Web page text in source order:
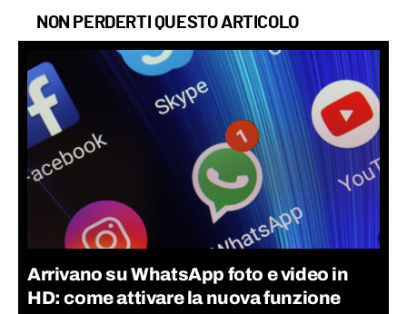
NON PERDERTI QUESTO ARTICOLO
Arrivano su WhatsApp foto e video in
HD: come attivare la nuova funzione